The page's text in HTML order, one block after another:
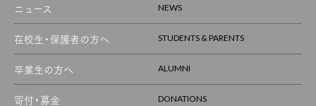
NEWS
ニュース
STUDENTS & PARENTS
在校生・保護者の方へ
ALUMNI
卒業生の方へ
DONATIONS
寄付・募金